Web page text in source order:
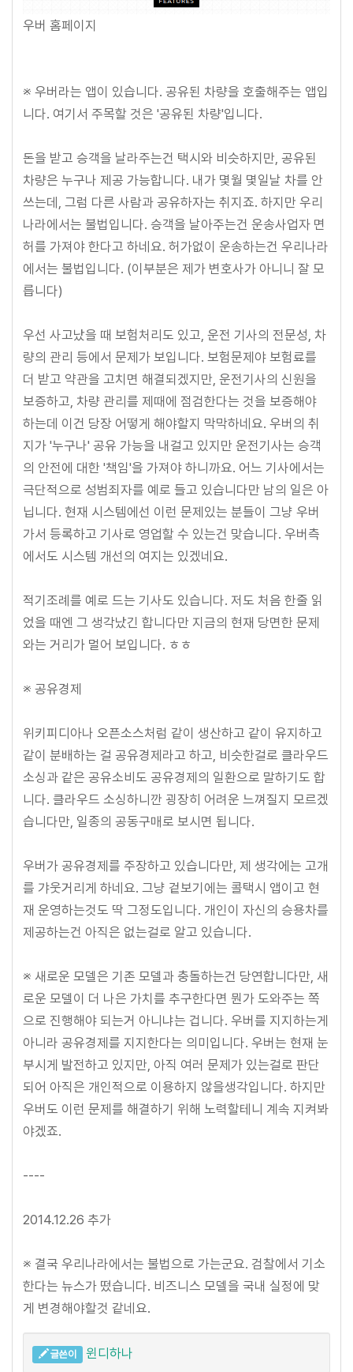
우버 홈페이지
※ 우버라는 앱이 있습니다. 공유된 차량을 호출해주는 앱입
니다. 여기서 주목할 것은 '공유된 차량'입니다.
돈을 받고 승객을 날라주는건 택시와 비슷하지만, 공유된
차량은 누구나 제공 가능합니다. 내가 몇월 몇일날 차를 안
쓰는데, 그럼 다른 사람과 공유하자는 취지죠. 하지만 우리
나라에서는 불법입니다. 승객을 날아주는건 운송사업자 면
허를 가져야 한다고 하네요. 허가없이 운송하는건 우리나라
에서는 불법입니다. (이부분은 제가 변호사가 아니니 잘 모
릅니다)
우선 사고났을 때 보험처리도 있고, 운전 기사의 전문성, 차
량의 관리 등에서 문제가 보입니다. 보험문제야 보험료를
더 받고 약관을 고치면 해결되겠지만, 운전기사의 신원을
보증하고, 차량 관리를 제때에 점검한다는 것을 보증해야
하는데 이건 당장 어떻게 해야할지 막막하네요. 우버의 취
지가 '누구나' 공유 가능을 내걸고 있지만 운전기사는 승객
의 안전에 대한 '책임'을 가져야 하니까요. 어느 기사에서는
극단적으로 성범죄자를 예로 들고 있습니다만 남의 일은 아
닙니다. 현재 시스템에선 이런 문제있는 분들이 그냥 우버
가서 등록하고 기사로 영업할 수 있는건 맞습니다. 우버측
에서도 시스템 개선의 여지는 있겠네요.
적기조례를 예로 드는 기사도 있습니다. 저도 처음 한줄 읽
었을 때엔 그 생각났긴 합니다만 지금의 현재 당면한 문제
와는 거리가 멀어 보입니다. ㅎㅎ
※ 공유경제
위키피디아나 오픈소스처럼 같이 생산하고 같이 유지하고
같이 분배하는 걸 공유경제라고 하고, 비슷한걸로 클라우드
소싱과 같은 공유소비도 공유경제의 일환으로 말하기도 합
니다. 클라우드 소싱하니깐 굉장히 어려운 느껴질지 모르겠
습니다만, 일종의 공동구매로 보시면 됩니다.
우버가 공유경제를 주장하고 있습니다만, 제 생각에는 고개
를 갸웃거리게 하네요. 그냥 겉보기에는 콜택시 앱이고 현
재 운영하는것도 딱 그정도입니다. 개인이 자신의 승용차를
제공하는건 아직은 없는걸로 알고 있습니다.
※ 새로운 모델은 기존 모델과 충돌하는건 당연합니다만, 새
로운 모델이 더 나은 가치를 추구한다면 뭔가 도와주는 쪽
으로 진행해야 되는거 아니냐는 겁니다. 우버를 지지하는게
아니라 공유경제를 지지한다는 의미입니다. 우버는 현재 눈
부시게 발전하고 있지만, 아직 여러 문제가 있는걸로 판단
되어 아직은 개인적으로 이용하지 않을생각입니다. 하지만
우버도 이런 문제를 해결하기 위해 노력할테니 계속 지켜봐
야겠죠.
----
2014.12.26 추가
※ 결국 우리나라에서는 불법으로 가는군요. 검찰에서 기소
한다는 뉴스가 떴습니다. 비즈니스 모델을 국내 실정에 맞
게 변경해야할것 같네요.
글쓴이 윈디하나